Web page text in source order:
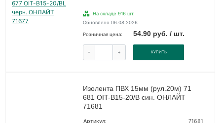
На складе 916 шт.
Обновлено 06.08.2026
Розничная цена: 54.90 руб. / шт.
- + КУПИТЬ
Изолента ПВХ 15мм (рул.20м) 71
681 OIT-B15-20/B син. ОНЛАЙТ
71681
Артикул:
71681